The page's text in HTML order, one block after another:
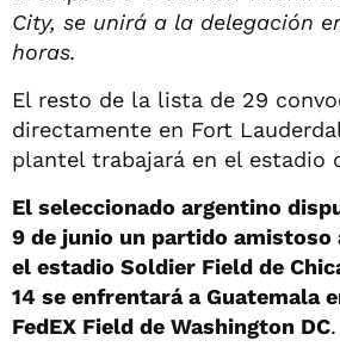
City, se unirá a la delegación
horas.
El resto de la lista de 29
directamente en Fort
plantel trabajará en el estadio
El seleccionado argentino
9 de junio un partido amistoso
el estadio Soldier Field de
14 se enfrentará a Guatemala
FedEX Field de Washington DC.